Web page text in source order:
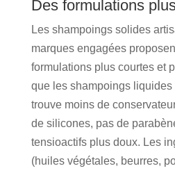
Des formulations
Les shampoings solides
marques engagées
formulations plus courtes et
que les shampoings liquides
trouve moins de
de silicones, pas de
tensioactifs plus doux. Les
(huiles végétales, beurres,